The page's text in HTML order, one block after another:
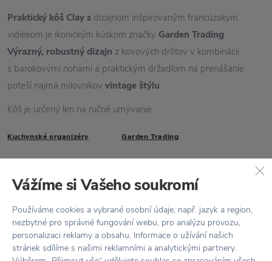
Praktický kôš Clay s dizajnom inšpirovaným francúzskym
vidiekom je ikonickým kúskom značky Garden Trading .
Výrazný, robustný dizajn z kovových drôtov v kombinácii
s barokovými nohami a praktickým držadlom na prenášanie
poteší najmä milovníkov vintage štýlu.
Kôš je určený len na ručné umývanie.
Kuchynské organizéry Garden Trading
Farba
Materiál Kovový drátek
Vážíme si Vašeho soukromí
Používáme cookies a vybrané osobní údaje, např. jazyk a region,
nezbytné pro správné fungování webu, pro analýzu provozu,
personalizaci reklamy a obsahu. Informace o užívání našich
stránek sdílíme s našimi reklamními a analytickými partnery.